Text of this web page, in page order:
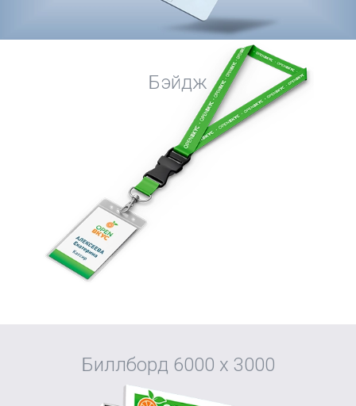
Бэйдж
Биллборд 6000 х 3000